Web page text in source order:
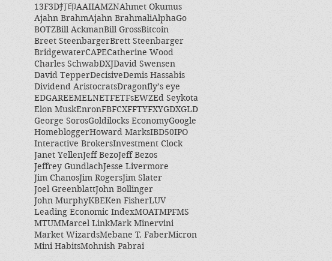
13F3D打印AAIIAMZNAhmet Okumus
Ajahn BrahmAjahn BrahmaliAlphaGo
BOTZBill AckmanBill GrossBitcoin
Breet SteenbargerBrett Steenbarger
BridgewaterCAPECatherine Wood
Charles SchwabDXJDavid Swensen
David TepperDecisiveDemis Hassabis
Dividend AristocratsDragonfly’s eye
EDGAREEMELNETFETFsEWZEd Seykota
Elon MuskEnronFBFCXFFTYFXYGDXGLD
George SorosGoldilocks EconomyGoogle
HomebloggerHoward MarksIBD50IPO
Interactive BrokersInvestment Clock
Janet YellenJeff BezoJeff Bezos
Jeffrey GundlachJesse Livermore
Jim ChanosJim RogersJim Slater
Joel GreenblattJohn Bollinger
John MurphyKBEKen FisherLUV
Leading Economic IndexMOATMPFMS
MTUMMarcel LinkMark Minervini
Market WizardsMebane T. FaberMicron
Mini HabitsMohnish Pabrai